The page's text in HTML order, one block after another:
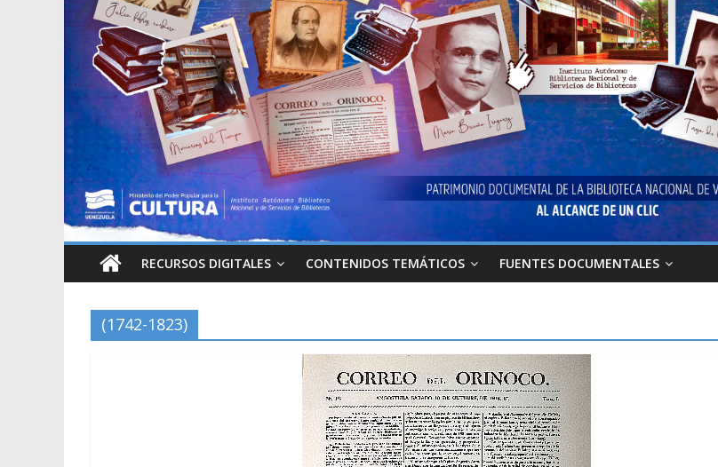
RECURSOS DIGITALES CONTENIDOS TEMÁTICOS FUENTES DOCUMENTALES
(1742-1823)